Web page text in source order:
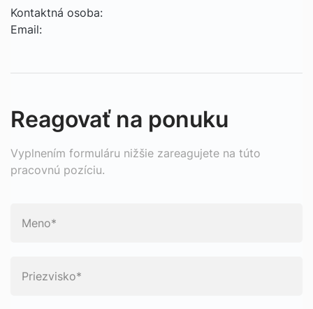
Kontaktná osoba:
Email:
Reagovať na ponuku
Vyplnením formuláru nižšie zareagujete na túto
pracovnú pozíciu.